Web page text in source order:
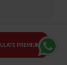
PREMIUM